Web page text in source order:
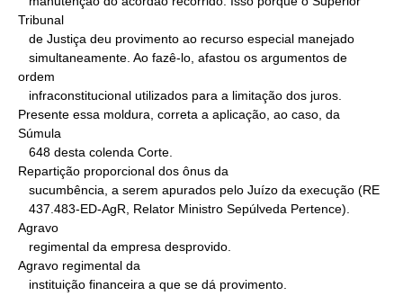
Tribunal
ordem
Presente essa moldura, correta a aplicação, ao caso, da
Súmula
Repartição proporcional dos ônus da
Agravo
Agravo regimental da
   instituição financeira a que se dá provimento.